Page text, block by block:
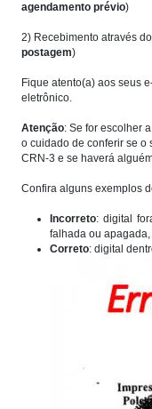
agendamento prévio)
2) Recebimento através
postagem)
Fique atento(a) aos seus
eletrônico.
Atenção: Se for escolher
o cuidado de conferir se o
CRN-3 e se haverá
Confira alguns exemplos
Incorreto: digital
falhada ou
Correto: digital